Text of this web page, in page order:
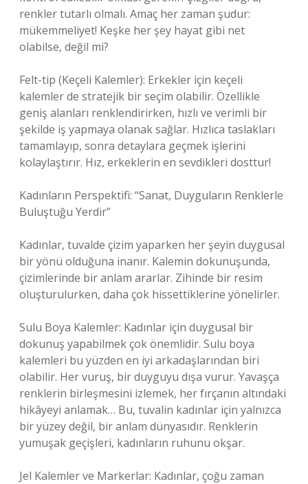
renkler tutarlı olmalı. Amaç her zaman şudur:
mükemmeliyet! Keşke her şey hayat gibi net
olabilse, değil mi?
Felt-tip (Keçeli Kalemler): Erkekler için keçeli
kalemler de stratejik bir seçim olabilir. Özellikle
geniş alanları renklendirirken, hızlı ve verimli bir
şekilde iş yapmaya olanak sağlar. Hızlıca taslakları
tamamlayıp, sonra detaylara geçmek işlerini
kolaylaştırır. Hız, erkeklerin en sevdikleri dosttur!
Kadınların Perspektifi: “Sanat, Duyguların Renklerle
Buluştuğu Yerdir”
Kadınlar, tuvalde çizim yaparken her şeyin duygusal
bir yönü olduğuna inanır. Kalemin dokunuşunda,
çizimlerinde bir anlam ararlar. Zihinde bir resim
oluşturulurken, daha çok hissettiklerine yönelirler.
Sulu Boya Kalemler: Kadınlar için duygusal bir
dokunuş yapabilmek çok önemlidir. Sulu boya
kalemleri bu yüzden en iyi arkadaşlarından biri
olabilir. Her vuruş, bir duyguyu dışa vurur. Yavaşça
renklerin birleşmesini izlemek, her fırçanın altındaki
hikâyeyi anlamak… Bu, tuvalin kadınlar için yalnızca
bir yüzey değil, bir anlam dünyasıdır. Renklerin
yumuşak geçişleri, kadınların ruhunu okşar.
Jel Kalemler ve Markerlar: Kadınlar, çoğu zaman